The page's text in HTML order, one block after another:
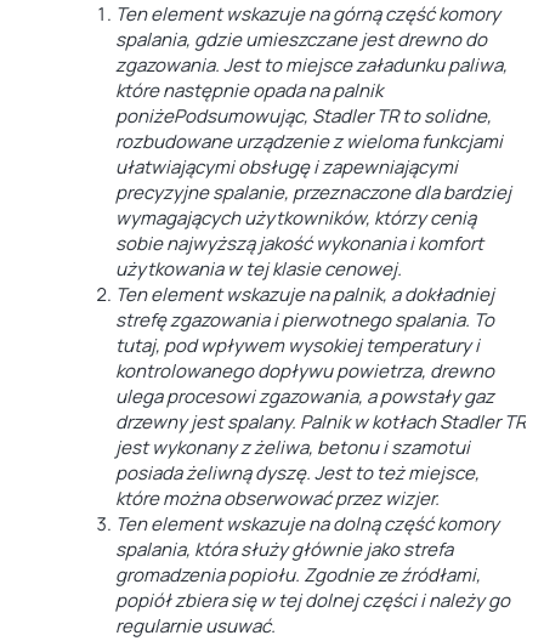
Ten element wskazuje nagórną część komory
spalania, gdzie umieszczane jest drewno do
zgazowania. Jest to miejsce załadunku paliwa,
które następnie opada na palnik
poniżePodsumowując, Stadler TR to solidne,
rozbudowane urządzenie z wieloma funkcjami
ułatwiającymi obsługę i zapewniającymi
precyzyjne spalanie, przeznaczone dla bardziej
wymagających użytkowników, którzy cenią
sobie najwyższą jakość wykonania i komfort
użytkowania w tej klasie cenowej.
Ten element wskazuje napalnik, a dokładniej
strefę zgazowania i pierwotnego spalania. To
tutaj, pod wpływem wysokiej temperatury i
kontrolowanego dopływu powietrza, drewno
ulega procesowi zgazowania, a powstały gaz
drzewny jest spalany. Palnik w kotłach Stadler TR
jest wykonany z żeliwa, betonu i szamotui
posiada żeliwną dyszę. Jest to też miejsce,
które można obserwować przez wizjer.
Ten element wskazuje nadolną część komory
spalania, która służy głównie jakostrefa
gromadzenia popiołu. Zgodnie ze źródłami,
popiół zbiera się w tej dolnej części i należy go
regularnie usuwać.